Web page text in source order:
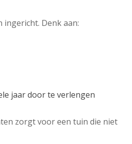
Denk aan:
jaar door te verlengen
zorgt voor een tuin die niet